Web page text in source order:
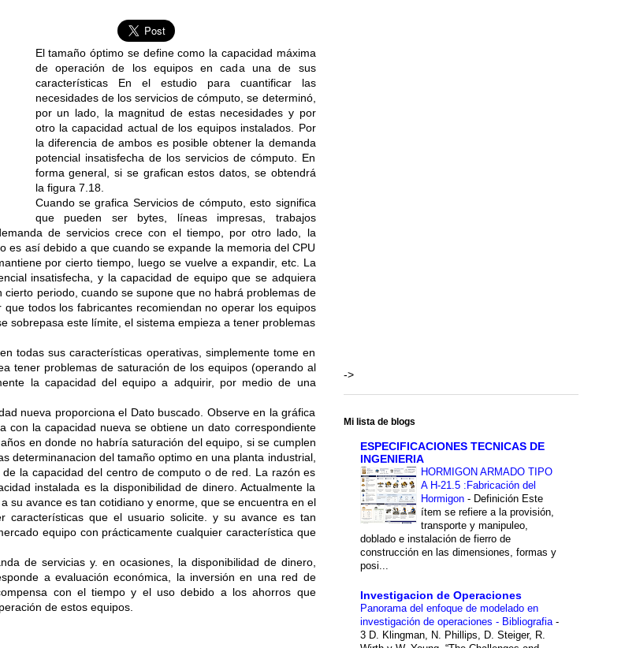
El tamaño óptimo se define como la capacidad máxima
de operación de los equipos en cada una de sus
características En el estudio para cuantificar las
necesidades de los servicios de cómputo, se determinó,
por un lado, la magnitud de estas necesidades y por
otro la capacidad actual de los equipos instalados. Por
la diferencia de ambos es posible obtener la demanda
potencial insatisfecha de los servicios de cómputo. En
forma general, si se grafican estos datos, se obtendrá
la figura 7.18.
Cuando se grafica Servicios de cómputo, esto significa
que pueden ser bytes, líneas impresas, trabajos
de servicios crece con el tiempo, por otro lado, la
es así debido a que cuando se expande la memoria del CPU
por cierto tiempo, luego se vuelve a expandir, etc. La
insatisfecha, y la capacidad de equipo que se adquiera
periodo, cuando se supone que no habrá problemas de
todos los fabricantes recomiendan no operar los equipos
sobrepasa este límite, el sistema empieza a tener problemas
todas sus características operativas, simplemente tome en
tener problemas de saturación de los equipos (operando al
la capacidad del equipo a adquirir, por medio de una
nueva proporciona el Dato buscado. Observe en la gráfica
con la capacidad nueva se obtiene un dato correspondiente
en donde no habría saturación del equipo, si se cumplen
determinanacion del tamaño optimo en una planta industrial,
la capacidad del centro de computo o de red. La razón es
instalada es la disponibilidad de dinero. Actualmente la
su avance es tan cotidiano y enorme, que se encuentra en el
características que el usuario solicite. y su avance es tan
equipo con prácticamente cualquier característica que
de servicias y. en ocasiones, la disponibilidad de dinero,
a evaluación económica, la inversión en una red de
con el tiempo y el uso debido a los ahorros que
de estos equipos.
->
Mi lista de blogs
ESPECIFICACIONES TECNICAS DE
INGENIERIA
HORMIGON ARMADO TIPO
A H-21.5 :Fabricación del
Hormigon - Definición Este
ítem se refiere a la provisión,
transporte y manipuleo,
doblado e instalación de fierro de
construcción en las dimensiones, formas y
posi...
Investigacion de Operaciones
Panorama del enfoque de modelado en
investigación de operaciones - Bibliografia -
3 D. Klingman, N. Phillips, D. Steiger, R.